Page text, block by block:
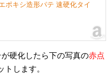
ポキシ造形パテ 速硬化タイ
硬化したら下の写真の赤点
トします。